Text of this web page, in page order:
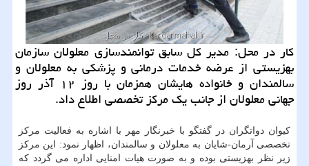
كار در محل: مدیر كل سابق توانمندسازی معلولان سازمان
بهزیستی از عرضه خدمات درمانی و پزشكی به معلولان و
سالمندان و خانواده هایشان همزمان با روز ۱۲ آذر روز
جهانی معلولان از جانب یك مركز تخصصی اطلاع داد.
كیوان دواتگران در گفتگو با خبرنگار مهر با اشاره به فعالیت مركز
تخصصی آرمان-شایان به معلولان و سالمندان، اظهار نمود: این مركز
زیر نظر بهزیستی بوده و به صورت هیات امنایی اداره می گردد كه